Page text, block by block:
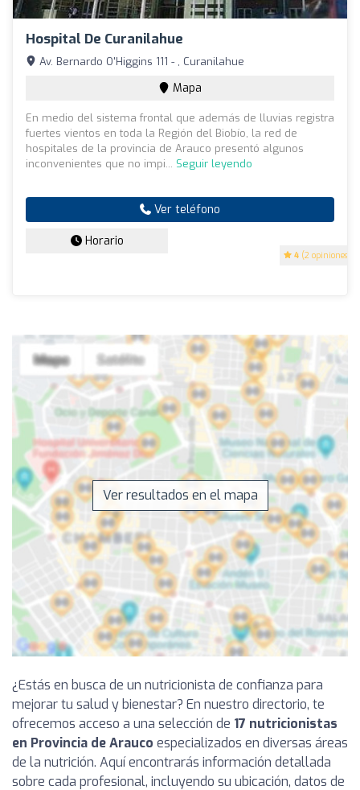
Hospital De Curanilahue
4 (2 opiniones)
Av. Bernardo O'Higgins 111 - , Curanilahue
Mapa
En medio del sistema frontal que además de lluvias registra
fuertes vientos en toda la Región del Biobío, la red de
hospitales de la provincia de Arauco presentó algunos
inconvenientes que no impi... Seguir leyendo
Ver teléfono
Horario
Ver resultados en el mapa
¿Estás en busca de un nutricionista de confianza para
mejorar tu salud y bienestar? En nuestro directorio, te
ofrecemos acceso a una selección de 17 nutricionistas
en Provincia de Arauco especializados en diversas áreas
de la nutrición. Aquí encontrarás información detallada
sobre cada profesional, incluyendo su ubicación, datos de